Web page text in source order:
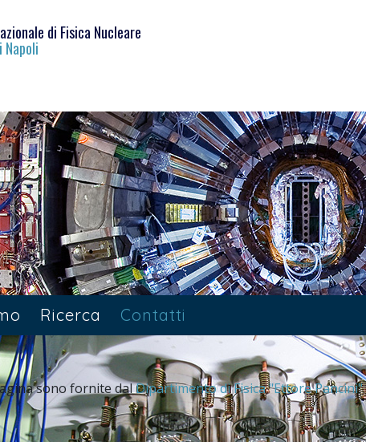
di Fisica Nucleare
Napoli
Ricerca Contatti
sono fornite dalDipartimento di Fisica "Ettore Pancini".